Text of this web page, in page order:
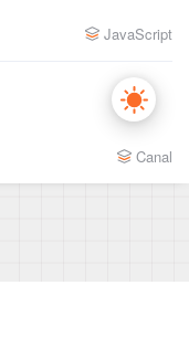
JavaScript
Canal